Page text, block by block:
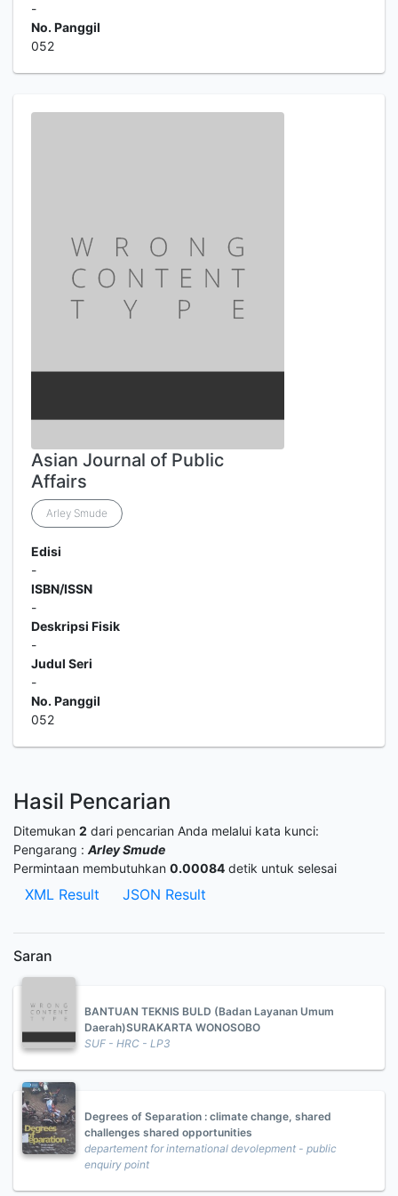
-
No. Panggil
052
Asian Journal of Public
Affairs
Arley Smude
Edisi
-
ISBN/ISSN
-
Deskripsi Fisik
-
Judul Seri
-
No. Panggil
052
Hasil Pencarian
Ditemukan 2 dari pencarian Anda melalui kata kunci:
Pengarang : Arley Smude
Permintaan membutuhkan 0.00084 detik untuk selesai
XML Result JSON Result
Saran
BANTUAN TEKNIS BULD (Badan Layanan Umum
Daerah)SURAKARTA WONOSOBO
SUF - HRC - LP3
Degrees of Separation : climate change, shared
challenges shared opportunities
departement for international devolepment - public
enquiry point